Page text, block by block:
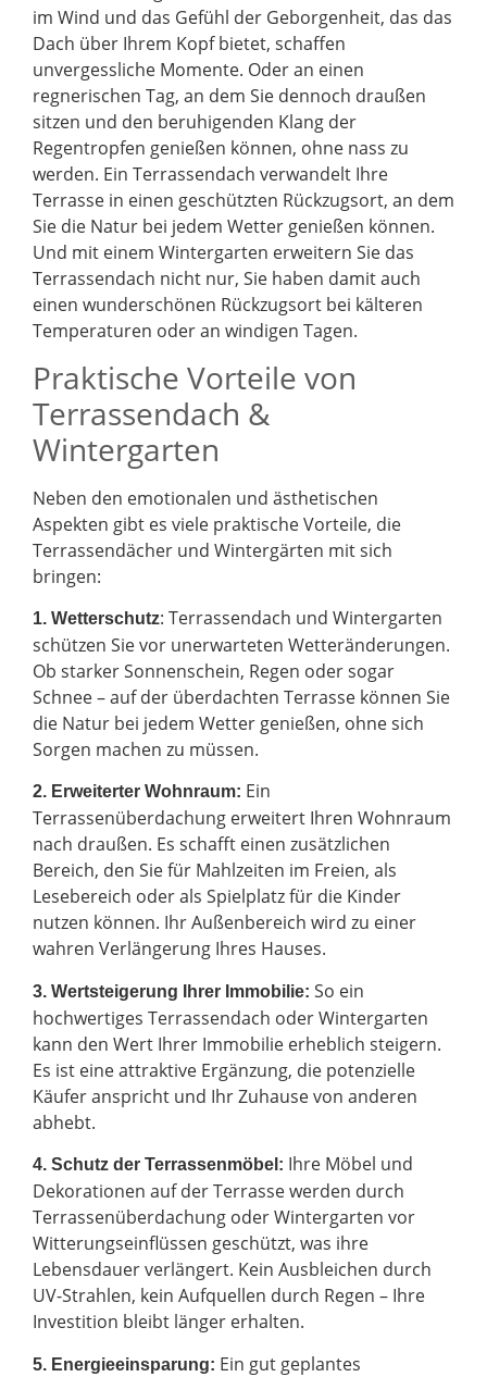
im Wind und das Gefühl der Geborgenheit, das das
Dach über Ihrem Kopf bietet, schaffen
unvergessliche Momente. Oder an einen
regnerischen Tag, an dem Sie dennoch draußen
sitzen und den beruhigenden Klang der
Regentropfen genießen können, ohne nass zu
werden. Ein Terrassendach verwandelt Ihre
Terrasse in einen geschützten Rückzugsort, an dem
Sie die Natur bei jedem Wetter genießen können.
Und mit einem Wintergarten erweitern Sie das
Terrassendach nicht nur, Sie haben damit auch
einen wunderschönen Rückzugsort bei kälteren
Temperaturen oder an windigen Tagen.
Praktische Vorteile von
Terrassendach &
Wintergarten
Neben den emotionalen und ästhetischen
Aspekten gibt es viele praktische Vorteile, die
Terrassendächer und Wintergärten mit sich
bringen:
1. Wetterschutz: Terrassendach und Wintergarten
schützen Sie vor unerwarteten Wetteränderungen.
Ob starker Sonnenschein, Regen oder sogar
Schnee – auf der überdachten Terrasse können Sie
die Natur bei jedem Wetter genießen, ohne sich
Sorgen machen zu müssen.
2. Erweiterter Wohnraum: Ein
Terrassenüberdachung erweitert Ihren Wohnraum
nach draußen. Es schafft einen zusätzlichen
Bereich, den Sie für Mahlzeiten im Freien, als
Lesebereich oder als Spielplatz für die Kinder
nutzen können. Ihr Außenbereich wird zu einer
wahren Verlängerung Ihres Hauses.
3. Wertsteigerung Ihrer Immobilie: So ein
hochwertiges Terrassendach oder Wintergarten
kann den Wert Ihrer Immobilie erheblich steigern.
Es ist eine attraktive Ergänzung, die potenzielle
Käufer anspricht und Ihr Zuhause von anderen
abhebt.
4. Schutz der Terrassenmöbel: Ihre Möbel und
Dekorationen auf der Terrasse werden durch
Terrassenüberdachung oder Wintergarten vor
Witterungseinflüssen geschützt, was ihre
Lebensdauer verlängert. Kein Ausbleichen durch
UV-Strahlen, kein Aufquellen durch Regen – Ihre
Investition bleibt länger erhalten.
5. Energieeinsparung: Ein gut geplantes